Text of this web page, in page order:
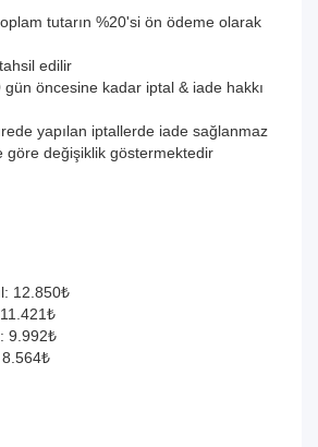
tutarın %20'si ön ödeme olarak
edilir
öncesine kadar iptal & iade hakkı
yapılan iptallerde iade sağlanmaz
göre değişiklik göstermektedir
12.850₺
9.992₺